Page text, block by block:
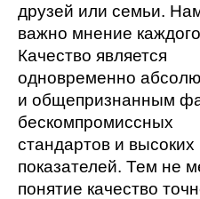
друзей или семьи.
важно мнение
Качество является
одновременно
и общепризнанным
бескомпромиссных
стандартов и высоких
показателей. Тем не
понятие качество